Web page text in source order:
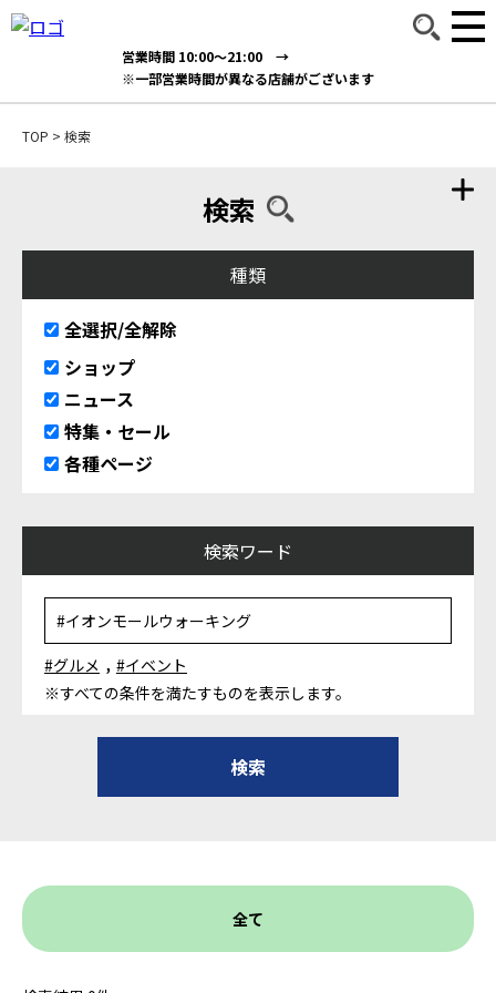
営業時間 10:00～21:00 →
※一部営業時間が異なる店舗がございます
TOP > 検索
検索
種類
全選択/全解除
ショップ
ニュース
特集・セール
各種ページ
検索ワード
#グルメ , #イベント
※すべての条件を満たすものを表示します。
全て